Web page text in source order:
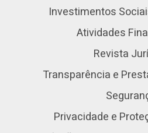
Investimentos
Atividades
Revista
Transparência e
Privacidade e